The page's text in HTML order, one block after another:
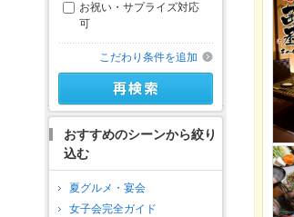
お祝い・サプライズ対応
可
こだわり条件を追加
おすすめのシーンから絞り
込む
夏グルメ・宴会
女子会完全ガイド